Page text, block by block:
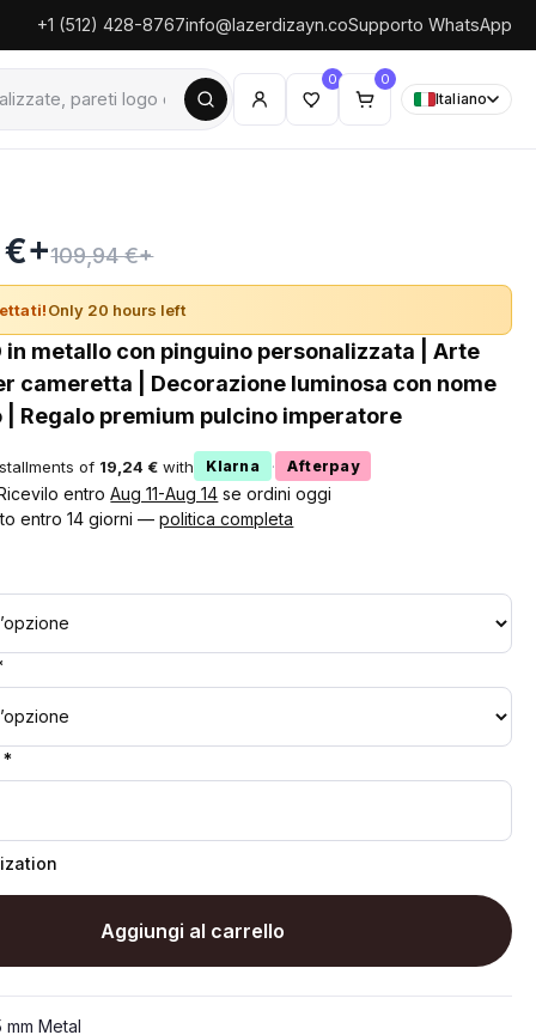
+1 (512) 428-8767info@lazerdizayn.coSupporto WhatsApp
0 0
Italiano
109,94 €+
Only 20 hours left
in metallo con pinguino personalizzata | Arte
cameretta | Decorazione luminosa con nome
| Regalo premium pulcino imperatore
of 19,24 € with Klarna · Afterpay
entroAug 11-Aug 14 se ordini oggi
entro 14 giorni —politica completa
Aggiungi al carrello
mm Metal